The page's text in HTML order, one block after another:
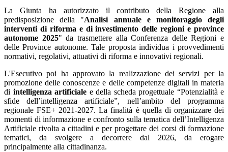
La Giunta ha autorizzato il contributo della Regione alla
predisposizione della "Analisi annuale e monitoraggio degli
interventi di riforma e di investimento delle regioni e province
autonome 2025" da trasmettere alla Conferenza delle Regioni e
delle Province autonome. Tale proposta individua i provvedimenti
normativi, regolativi, attuativi di riforma e innovativi regionali.
L'Esecutivo poi ha approvato la realizzazione dei servizi per la
promozione delle conoscenze e delle competenze digitali in materia
di intelligenza artificiale e della scheda progettuale “Potenzialità e
sfide dell’intelligenza artificiale”, nell’ambito del programma
regionale FSE+ 2021-2027. La finalità è quella di organizzare dei
momenti di informazione e confronto sulla tematica dell’Intelligenza
Artificiale rivolta a cittadini e per progettare dei corsi di formazione
tematici, da svolgere a decorrere dal 2026, da erogare
principalmente alla cittadinanza.